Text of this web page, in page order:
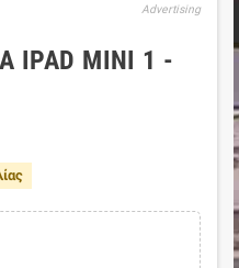
Advertising
IPAD MINI 1 -